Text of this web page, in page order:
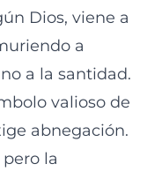
Dios, viene a
a
a la santidad.
valioso de
abnegación.
la